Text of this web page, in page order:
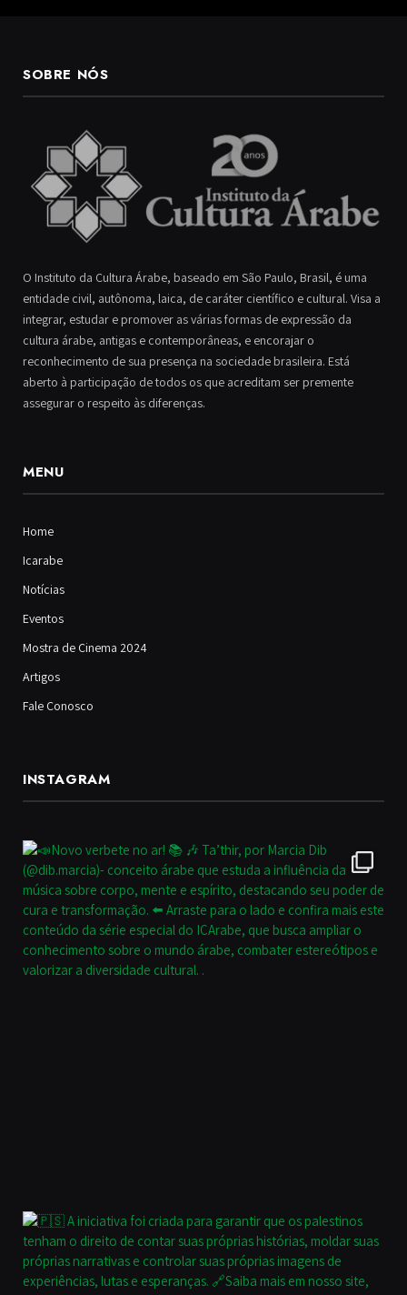
SOBRE NÓS
O Instituto da Cultura Árabe, baseado em São Paulo, Brasil, é uma
entidade civil, autônoma, laica, de caráter científico e cultural. Visa a
integrar, estudar e promover as várias formas de expressão da
cultura árabe, antigas e contemporâneas, e encorajar o
reconhecimento de sua presença na sociedade brasileira. Está
aberto à participação de todos os que acreditam ser premente
assegurar o respeito às diferenças.
MENU
Home
Icarabe
Notícias
Eventos
Mostra de Cinema 2024
Artigos
Fale Conosco
INSTAGRAM